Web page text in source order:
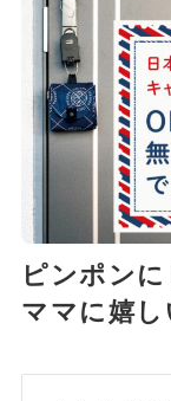
ピンポン
ママに嬉